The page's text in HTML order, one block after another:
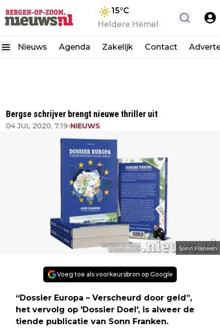
15°C
Heldere Hemel
Nieuws Agenda Zakelijk Contact
Bergse schrijver brengt nieuwe thriller uit
04 JUL 2020, 7:19•NIEUWS
Sonn Franken
Voeg toe als voorkeursbron op Google
“Dossier Europa – Verscheurd door geld”,
het vervolg op 'Dossier Doel', is alweer de
tiende publicatie van Sonn Franken.